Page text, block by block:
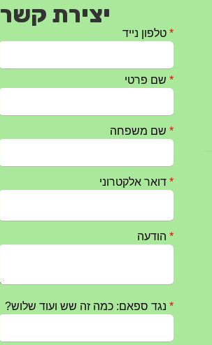
חרבות ברזל – הודעה 1 – 14.10.2023
טקס ההתיחדות השנתי 2023 נערך ב 5/9/2023 באנדרטה
יצירת קשר